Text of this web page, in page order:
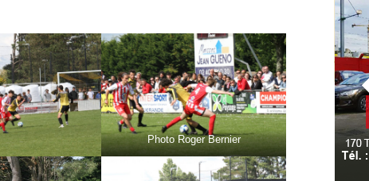
Photo Roger Bernier